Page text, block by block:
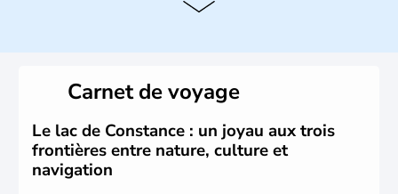
compte aujourd'hui plus de 8 millions d'habitants.
L'Autriche a donné naissance à de nombreux artistes :
Mozart, Schubert, le psychanalyste Freud, Romy
Schneider, Arnold Schwarzenegger, Anton Bruckner,
Gustav Mahler font partie des Autrichiens les plus
marquants de ces dernières décennies.
Carnet de voyage
Le lac de Constance : un joyau aux trois
frontières entre nature, culture et
navigation